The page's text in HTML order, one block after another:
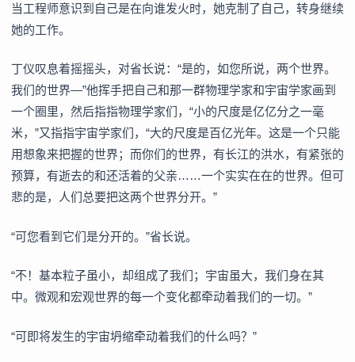
当工程师意识到自己是在向谁发火时，她克制了自己，转身继续
她的工作。
丁仪叹息着摇摇头，对省长说：“是的，如您所说，两个世界。
我们的世界—”他挥手把自己和那一群物理学家和宇宙学家画到
一个圈里，然后指指物理学家们，“小的尺度是亿亿分之一毫
米，”又指指宇宙学家们，“大的尺度是百亿光年。这是一个只能
用想象来把握的世界；而你们的世界，有长江的洪水，有紧张的
预算，有逝去的和还活着的父亲……一个实实在在的世界。但可
悲的是，人们总要把这两个世界分开。”
“可您看到它们是分开的。”省长说。
“不！基本粒子虽小，却组成了我们；宇宙虽大，我们身在其
中。微观和宏观世界的每一个变化都牵动着我们的一切。”
“可即将发生的宇宙坍缩牵动着我们的什么吗？”